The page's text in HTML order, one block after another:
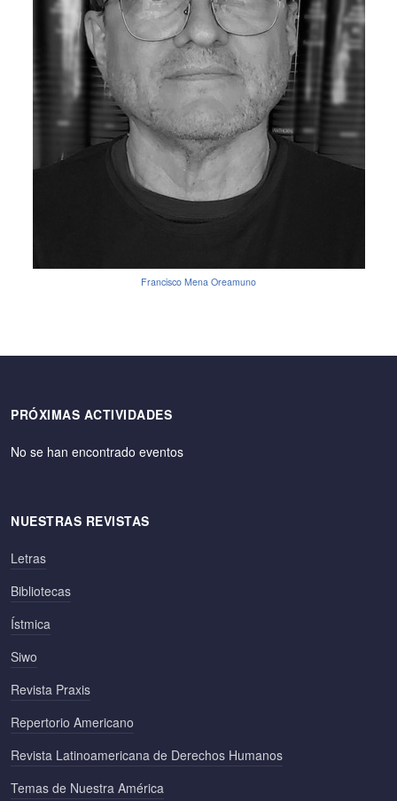
Francisco Mena Oreamuno
PRÓXIMAS ACTIVIDADES
No se han encontrado eventos
NUESTRAS REVISTAS
Letras
Bibliotecas
Ístmica
Siwo
Revista Praxis
Repertorio Americano
Revista Latinoamericana de Derechos Humanos
Temas de Nuestra América